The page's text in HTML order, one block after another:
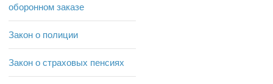
оборонном заказе
Закон о полиции
Закон о страховых пенсиях